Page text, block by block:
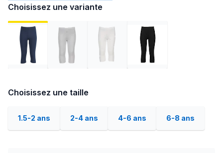
Choisissez une variante
Choisissez une taille
1.5-2 ans 2-4 ans 4-6 ans 6-8 ans